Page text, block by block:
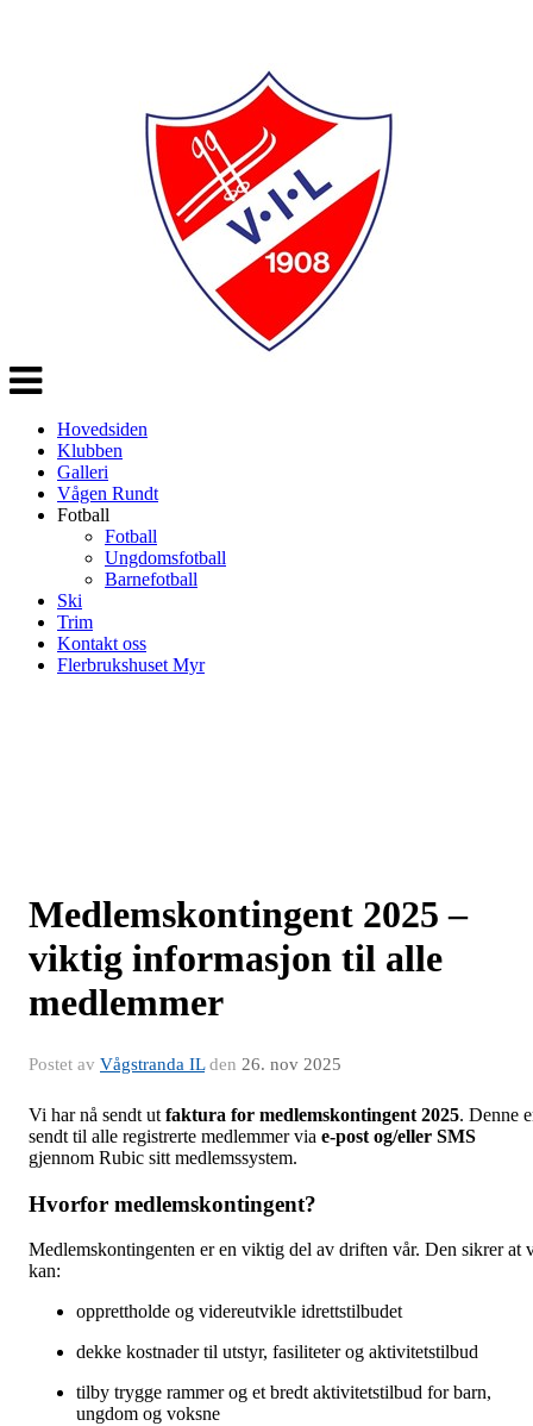
Veksle
navigasjon
Hovedsiden
Klubben
Galleri
Vågen Rundt
Fotball
Fotball
Ungdomsfotball
Barnefotball
Ski
Trim
Kontakt oss
Flerbrukshuset Myr
Medlemskontingent 2025 –
viktig informasjon til alle
medlemmer
Postet av Vågstranda ILden 26. nov 2025
Vi har nå sendt ut faktura for medlemskontingent 2025. Denne
sendt til alle registrerte medlemmer via e-post og/eller SMS
gjennom Rubic sitt medlemssystem.
Hvorfor medlemskontingent?
Medlemskontingenten er en viktig del av driften vår. Den sikrer at
kan:
opprettholde og videreutvikle idrettstilbudet
dekke kostnader til utstyr, fasiliteter og aktivitetstilbud
tilby trygge rammer og et bredt aktivitetstilbud for barn,
ungdom og voksne